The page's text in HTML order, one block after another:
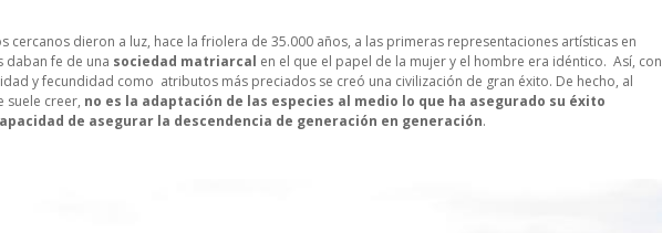
cercanos dieron a luz, hace la friolera de 35.000 años, a las primeras representaciones artísticas en
daban fe de una sociedad matriarcal en el que el papel de la mujer y el hombre era idéntico. Así, con
y fecundidad como atributos más preciados se creó una civilización de gran éxito. De hecho, al
suele creer, no es la adaptación de las especies al medio lo que ha asegurado su éxito
de asegurar la descendencia de generación en generación.